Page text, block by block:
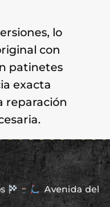
lo
con
patinetes
exacta
reparación
Avenida del